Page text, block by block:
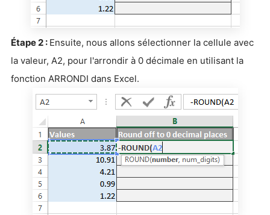
Étape 2 : Ensuite, nous allons sélectionner la cellule avec
la valeur, A2, pour l'arrondir à 0 décimale en utilisant la
fonction ARRONDI dans Excel.